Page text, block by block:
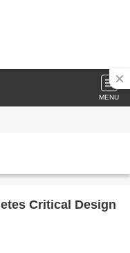
MENU
Critical Design